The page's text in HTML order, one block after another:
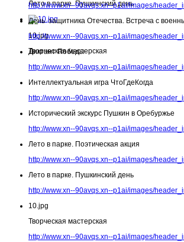
Лето в парке. Пушкинский день
10.jpg
Творческая мастерская
http://www.xn--90avqs.xn--p1ai/images/
День защитника Отечества. Встреча с
http://www.xn--90avqs.xn--p1ai/images/
Диктант Победы
http://www.xn--90avqs.xn--p1ai/images/
Интеллектуальная игра ЧтоГдеКогда
http://www.xn--90avqs.xn--p1ai/images/
Исторический экскурс Пушкин в Оребуржье
http://www.xn--90avqs.xn--p1ai/images/
Лето в парке. Поэтическая акция
http://www.xn--90avqs.xn--p1ai/images/
Лето в парке. Пушкинский день
http://www.xn--90avqs.xn--p1ai/images/
10.jpg
Творческая мастерская
http://www.xn--90avqs.xn--p1ai/images/